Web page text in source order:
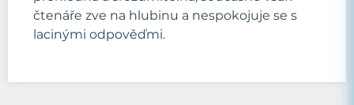
čtenáře zve na hlubinu a nespokojuje se s
lacinými odpověďmi.